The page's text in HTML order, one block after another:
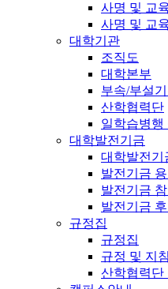
사명 및 교
사명 및 교
대학기관
조직도
대학본부
부속/부설
산학협력단
일학습병행
대학발전기금
대학발전기
발전기금
발전기금
발전기금
규정집
규정집
규정 및 지
산학협력단